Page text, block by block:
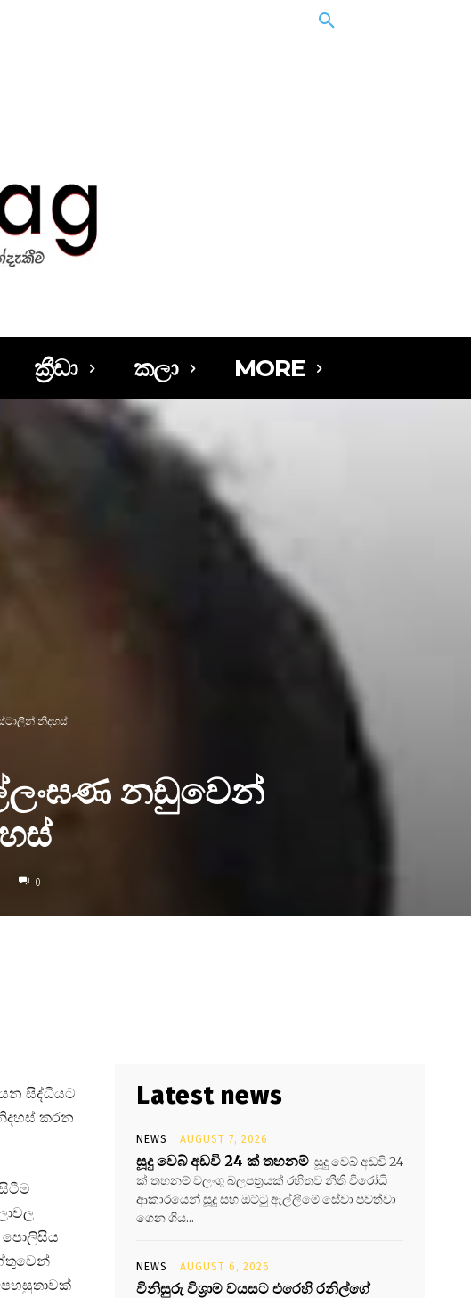
ක්‍රීඩා කලා MORE
නිදහස්
නඩුවෙන්
0
සිද්ධියට
කරන
පොලිසිය
Latest news
NEWS AUGUST 7, 2026
සූදු වෙබ් අඩවි 24 ක් තහනම් සූදු වෙබ් අඩවි 24
ක් තහනම් වලංගු බලපත්‍රයක් රහිතව නීති විරෝධි
ආකාරයෙන් සූදු සහ ඔට්ටු ඇල්ලීමේ සේවා පවත්වා
ගෙන ගිය...
NEWS AUGUST 6, 2026
විනිසුරු විශ්‍රාම වයසට එරෙහි රනිල්ගේ